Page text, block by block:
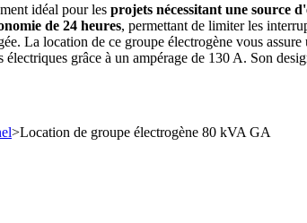
idéal pour les projets nécessitant une source
de 24 heures, permettant de limiter les
La location de ce groupe électrogène vous
grâce à un ampérage de 130 A. Son
>Location de groupe électrogène 80 kVA GA